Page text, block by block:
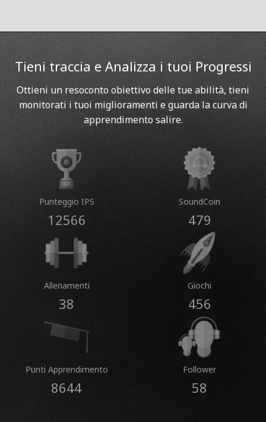
Tieni traccia e Analizza i tuoi Progressi
Ottieni un resoconto obiettivo delle tue abilità, tieni
monitorati i tuoi miglioramenti e guarda la curva di
apprendimento salire.
Punteggio IPS
12566
SoundCoin
479
Allenamenti
38
Giochi
456
Punti Apprendimento
8644
Follower
58